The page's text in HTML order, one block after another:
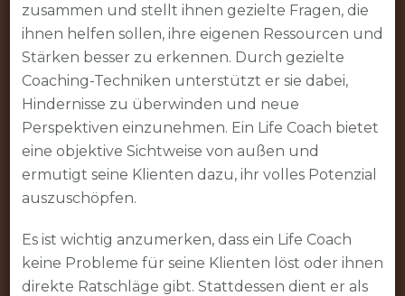
zusammen und stellt ihnen gezielte Fragen, die
ihnen helfen sollen, ihre eigenen Ressourcen und
Stärken besser zu erkennen. Durch gezielte
Coaching-Techniken unterstützt er sie dabei,
Hindernisse zu überwinden und neue
Perspektiven einzunehmen. Ein Life Coach bietet
eine objektive Sichtweise von außen und
ermutigt seine Klienten dazu, ihr volles Potenzial
auszuschöpfen.
Es ist wichtig anzumerken, dass ein Life Coach
keine Probleme für seine Klienten löst oder ihnen
direkte Ratschläge gibt. Stattdessen dient er als